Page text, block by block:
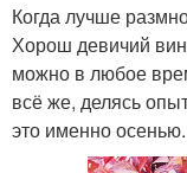
Когда лучше
Хорош девичий
можно в любое
всё же, делясь
это именно осенью.